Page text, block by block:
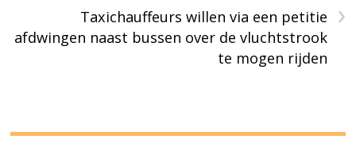
›
Taxichauffeurs willen via een petitie
afdwingen naast bussen over de vluchtstrook
te mogen rijden